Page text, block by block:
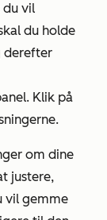
du vil
du holde
derefter
Klik på
om dine
justere,
vil gemme